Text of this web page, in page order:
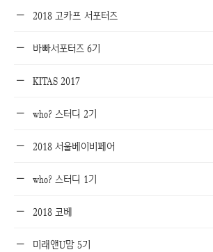
2018 고카프 서포터즈
바빠서포터즈 6기
KITAS 2017
who? 스터디 2기
2018 서울베이비페어
who? 스터디 1기
2018 코베
미래앤U맘 5기